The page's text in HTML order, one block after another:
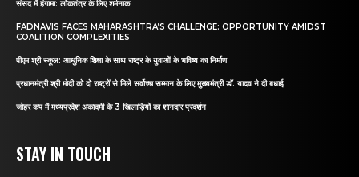
संसद में हंगामा: लोकतंत्र के लिए शर्मनाक
FADNAVIS FACES MAHARASHTRA’S CHALLENGE: OPPORTUNITY AMIDST
COALITION COMPLEXITIES
पीएम श्री स्कूल: आधुनिक शिक्षा के साथ राष्ट्र के युवाओं के भविष्य का निर्माण
प्रधानमंत्री श्री मोदी को दो राष्ट्रों से मिले सर्वोच्च सम्मान के लिए मुख्यमंत्री डॉ. यादव ने दी बधाई
जोहर कप में मध्यप्रदेश अकादमी के 3 खिलाड़ियों का शानदार प्रदर्शन
STAY IN TOUCH